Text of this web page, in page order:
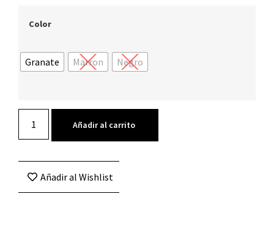
Color
Granate Marron Negro
Añadir al carrito
Añadir al Wishlist